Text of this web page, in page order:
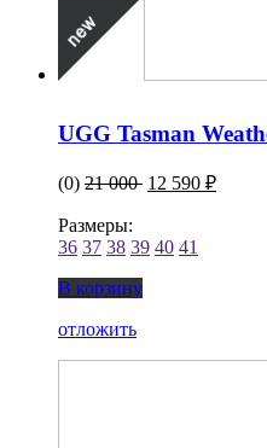
UGG Tasman
(0) 21 000 12 590 ₽
Размеры:
36 37 38 39 40 41
В корзину
отложить